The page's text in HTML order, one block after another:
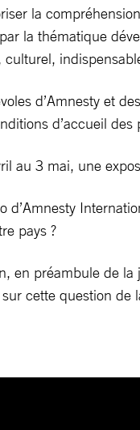
la
la thématique
culturel,
d’Amnesty et
d’accueil des
au 3 mai, une
d’Amnesty
pays ?
en préambule de la
cette question de